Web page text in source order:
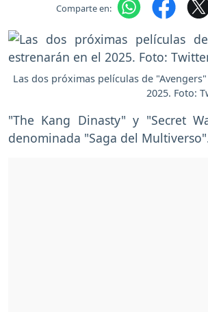
Comparte en:
Las dos próximas películas de
2025. Foto:
"The Kang Dinasty" y "Secret
denominada "Saga del